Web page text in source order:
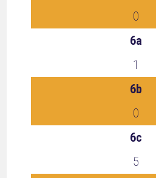
0
6a
1
6b
0
6c
5